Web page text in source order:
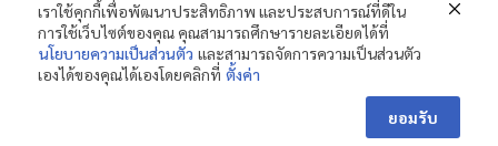
Thailand E-Sports Federation
เราใช้คุกกี้เพื่อพัฒนาประสิทธิภาพ และประสบการณ์ที่ดีใน
การใช้เว็บไซต์ของคุณ คุณสามารถศึกษารายละเอียดได้ที่
นโยบายความเป็นส่วนตัว และสามารถจัดการความเป็นส่วนตัว
เองได้ของคุณได้เองโดยคลิกที่ ตั้งค่า
ยอมรับ